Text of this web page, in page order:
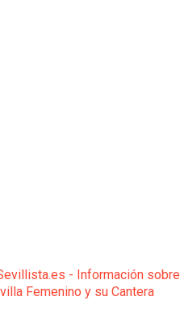
- Información sobre
Femenino y su Cantera